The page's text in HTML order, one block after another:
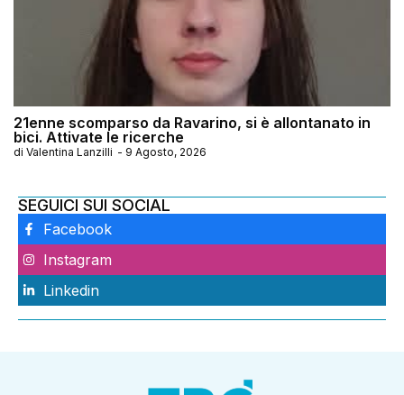
21enne scomparso da Ravarino, si è allontanato in
bici. Attivate le ricerche
di Valentina Lanzilli - 9 Agosto, 2026
SEGUICI SUI SOCIAL
Facebook
Instagram
Linkedin